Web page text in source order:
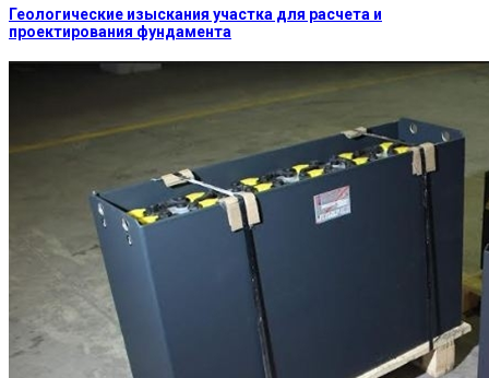
Геологические изыскания участка для расчета и
проектирования фундамента